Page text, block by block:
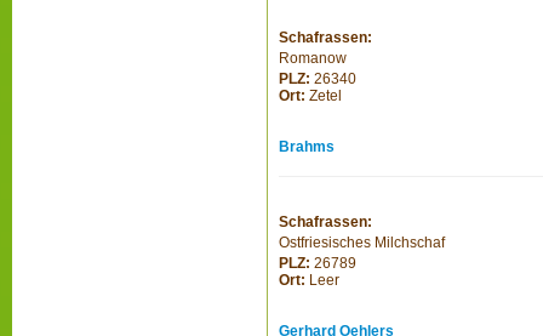
Schafrassen:
Romanow
PLZ: 26340
Ort: Zetel
Brahms
Schafrassen:
Ostfriesisches Milchschaf
PLZ: 26789
Ort: Leer
Gerhard Oehlers